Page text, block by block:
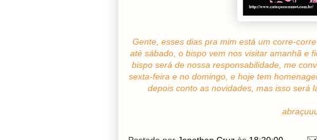
Gente, esses dias pra mim está um corre-
até sábado, o bispo vem nos visitar amanhã e
bispo será de nossa responsabilidade, me
sexta-feira e no domingo, e hoje tem
depois conto as novidades, mas isso será